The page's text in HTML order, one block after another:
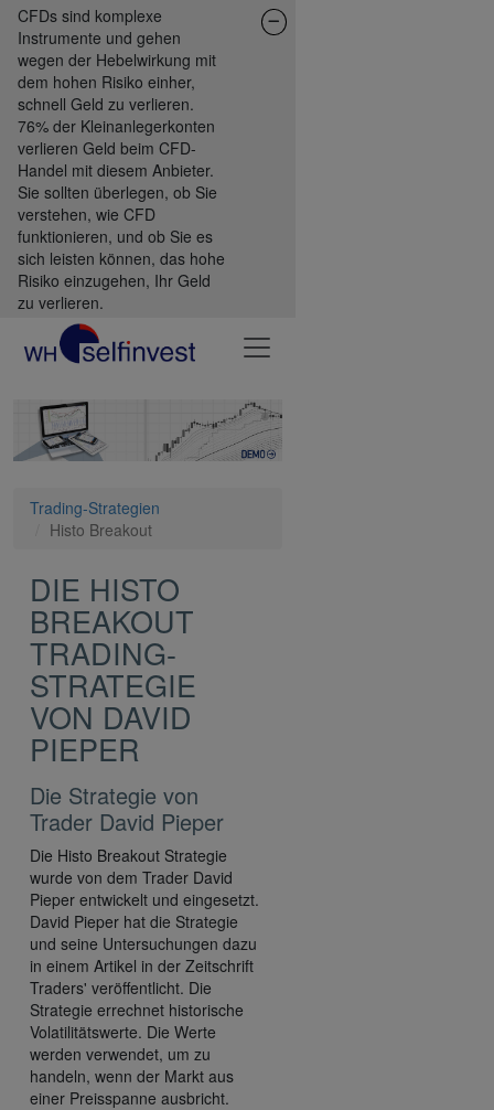
CFDs sind komplexe
Instrumente und gehen
wegen der Hebelwirkung mit
dem hohen Risiko einher,
schnell Geld zu verlieren.
76% der Kleinanlegerkonten
verlieren Geld beim CFD-
Handel mit diesem Anbieter.
Sie sollten überlegen, ob Sie
verstehen, wie CFD
funktionieren, und ob Sie es
sich leisten können, das hohe
Risiko einzugehen, Ihr Geld
zu verlieren.
Trading-Strategien
Histo Breakout
DIE HISTO
BREAKOUT
TRADING-
STRATEGIE
VON DAVID
PIEPER
Die Strategie von
Trader David Pieper
Die Histo Breakout Strategie
wurde von dem Trader David
Pieper entwickelt und eingesetzt.
David Pieper hat die Strategie
und seine Untersuchungen dazu
in einem Artikel in der Zeitschrift
Traders' veröffentlicht. Die
Strategie errechnet historische
Volatilitätswerte. Die Werte
werden verwendet, um zu
handeln, wenn der Markt aus
einer Preisspanne ausbricht.